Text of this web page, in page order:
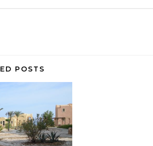
POSTS